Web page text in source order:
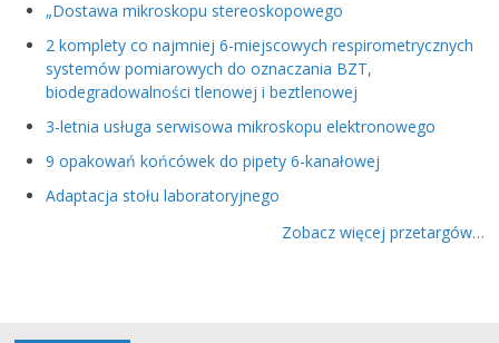
„Dostawa mikroskopu stereoskopowego
2 komplety co najmniej 6-miejscowych respirometrycznych
systemów pomiarowych do oznaczania BZT,
biodegradowalności tlenowej i beztlenowej
3-letnia usługa serwisowa mikroskopu elektronowego
9 opakowań końcówek do pipety 6-kanałowej
Adaptacja stołu laboratoryjnego
Zobacz więcej przetargów…